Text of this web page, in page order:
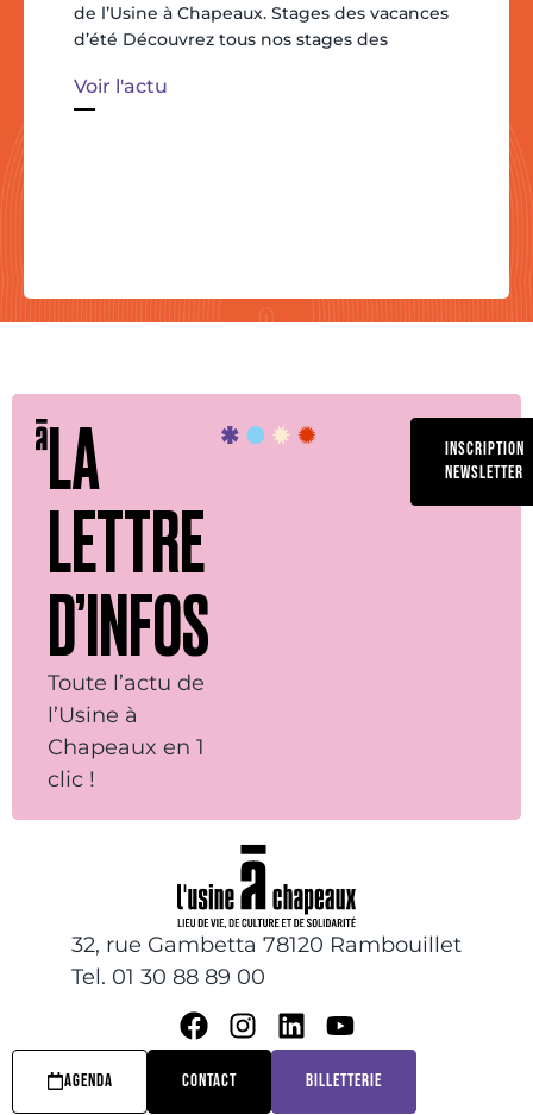
de l’Usine à Chapeaux. Stages des vacances
d’été Découvrez tous nos stages des
Voir l'actu
LA
LETTRE
D’INFOS
Toute l’actu de
l’Usine à
Chapeaux en 1
clic !
INSCRIPTION
NEWSLETTER
32, rue Gambetta 78120 Rambouillet
Tel. 01 30 88 89 00
AGENDA CONTACT BILLETTERIE